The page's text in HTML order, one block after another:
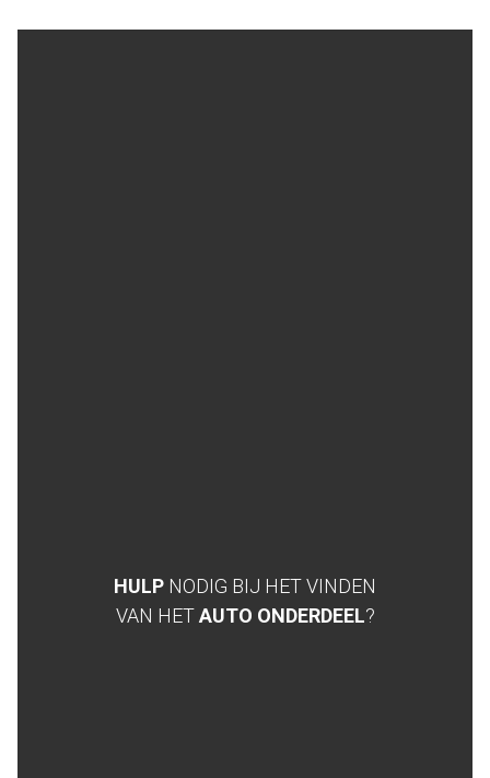
HULP NODIG BIJ HET VINDEN
VAN HETAUTO ONDERDEEL?